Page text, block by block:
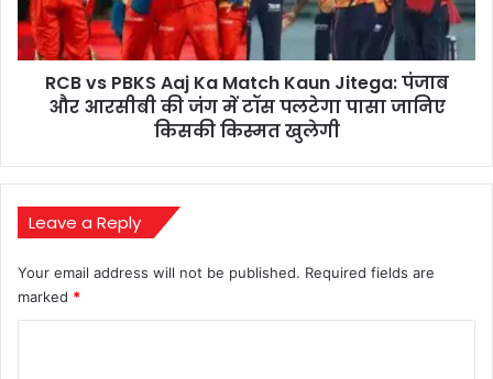
Kaun
Jitega:
पंजाब
आरसीबी
में
पलटेगा
पासा
जानिए
किसकी
RCB vs PBKS Aaj Ka Match Kaun Jitega: पंजाब
और आरसीबी की जंग में टॉस पलटेगा पासा जानिए
किसकी किस्मत खुलेगी
Leave a Reply
Your email address will not be published. Required fields are
marked *